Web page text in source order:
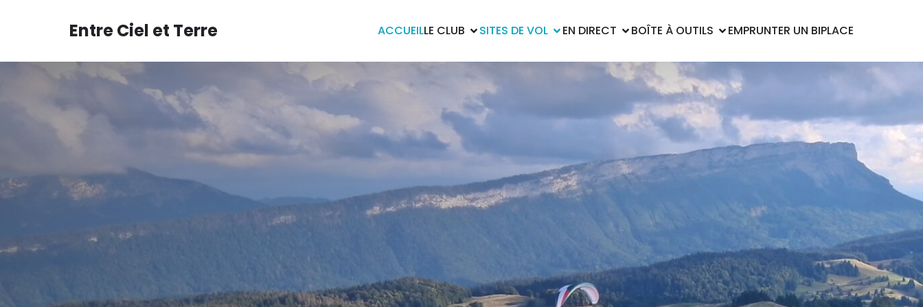
Entre Ciel et Terre ACCUEILLE CLUB SITES DE VOL EN DIRECT BOÎTE À OUTILS EMPRUNTER UN BIPLACE